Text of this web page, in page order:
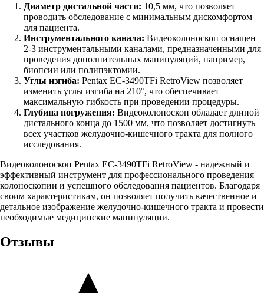
Диаметр дистальной части: 10,5 мм, что позволяет
проводить обследование с минимальным дискомфортом
для пациента.
Инструментального канала: Видеоколоноскоп оснащен
2-3 инструментальными каналами, предназначенными для
проведения дополнительных манипуляций, например,
биопсии или полипэктомии.
Углы изгиба: Pentax EC-3490TFi RetroView позволяет
изменить углы изгиба на 210°, что обеспечивает
максимальную гибкость при проведении процедуры.
Глубина погружения: Видеоколоноскоп обладает длиной
дистального конца до 1500 мм, что позволяет достигнуть
всех участков желудочно-кишечного тракта для полного
исследования.
Видеоколоноскоп Pentax EC-3490TFi RetroView - надежный и
эффективный инструмент для профессионального проведения
колоноскопии и успешного обследования пациентов. Благодаря
своим характеристикам, он позволяет получить качественное и
детальное изображение желудочно-кишечного тракта и провести
необходимые медицинские манипуляции.
Отзывы